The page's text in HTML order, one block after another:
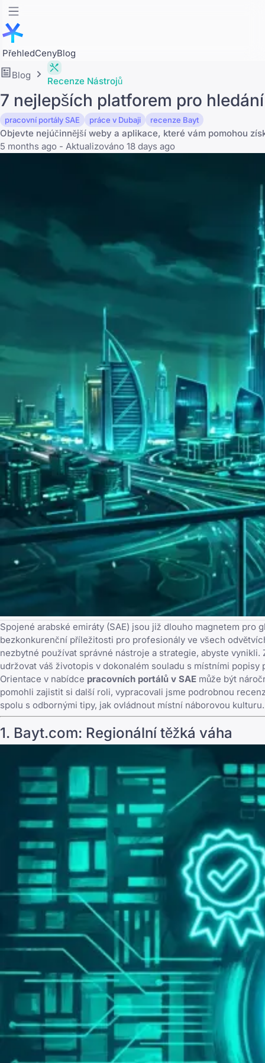
PřehledCenyBlog
Blog
Recenze Nástrojů
7 nejlepších platforem pro
pracovní portály SAE práce v Dubaji recenze Bayt
Objevte nejúčinnější weby a aplikace, které vám pomohou
5 months ago - Aktualizováno 18 days ago
Spojené arabské emiráty (SAE) jsou již dlouho magnetem
bezkonkurenční příležitosti pro profesionály ve všech
nezbytné používat správné nástroje a strategie, abyste
udržovat váš životopis v dokonalém souladu s místními popisy
Orientace v nabídce pracovních portálů v SAE může být
pomohli zajistit si další roli, vypracovali jsme podrobnou
spolu s odbornými tipy, jak ovládnout místní náborovou kulturu.
1. Bayt.com: Regionální těžká váha